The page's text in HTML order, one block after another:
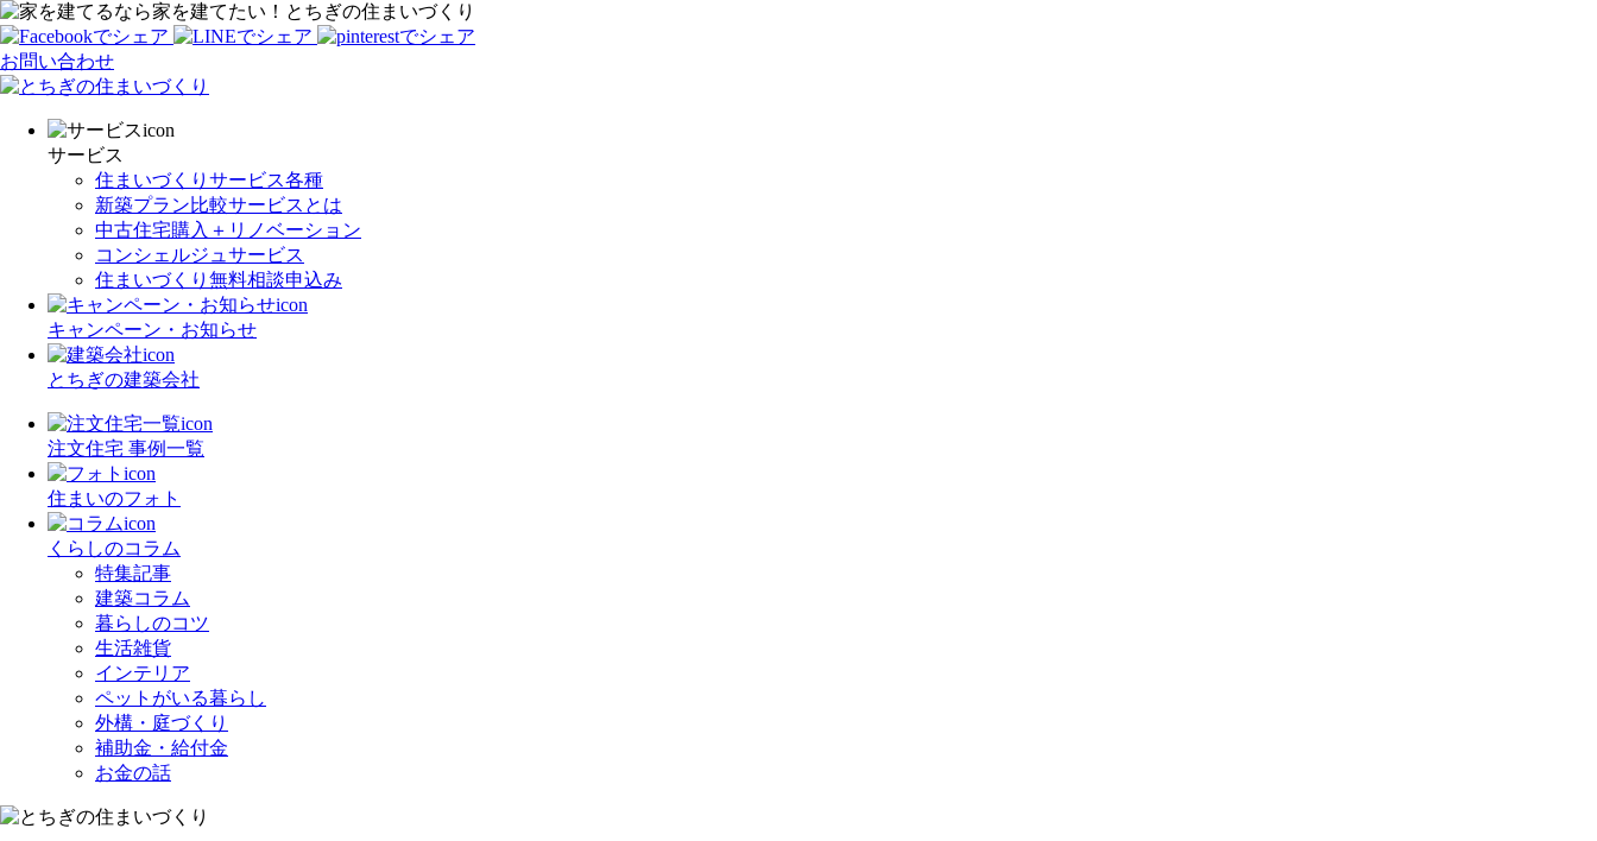
家を建てたい！とちぎの住まいづくり
お問い合わせ
サービス
住まいづくりサービス各種
新築プラン比較サービスとは
中古住宅購入＋リノベーション
コンシェルジュサービス
住まいづくり無料相談申込み
キャンペーン・お知らせ
とちぎの建築会社
注文住宅 事例一覧
住まいのフォト
くらしのコラム
特集記事
建築コラム
暮らしのコツ
生活雑貨
インテリア
ペットがいる暮らし
外構・庭づくり
補助金・給付金
お金の話